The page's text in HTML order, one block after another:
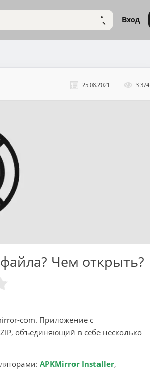
НАЙТИВход
25.08.2021 3 374
Чем открыть?
com. Приложение с
объединяющий в себе несколько
APKMirror Installer,